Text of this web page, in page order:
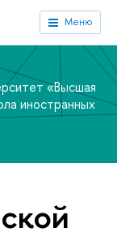
Меню
«Высшая
иностранных